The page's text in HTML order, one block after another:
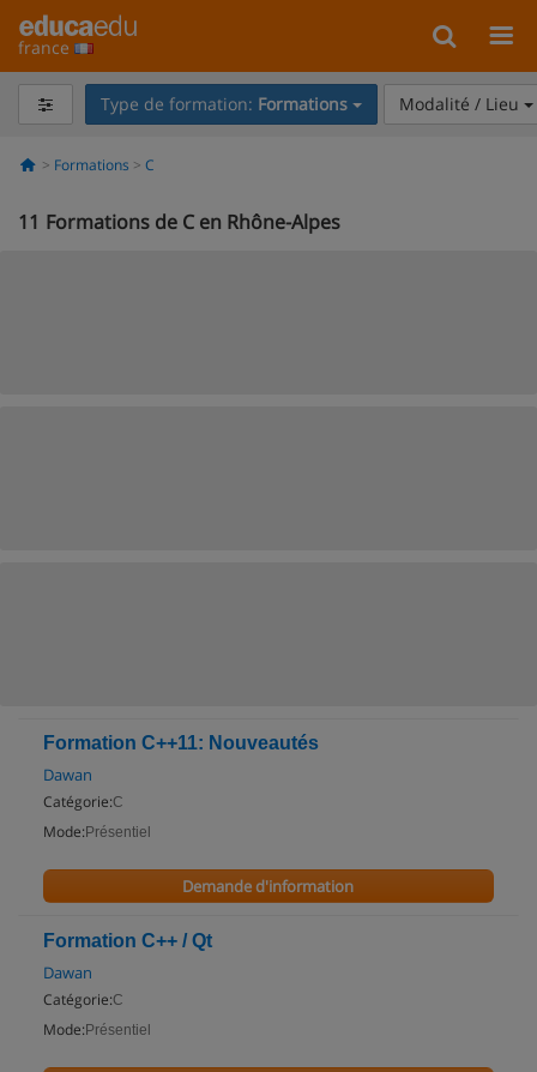
france
Type de formation: Formations Modalité / Lieu
Formations C
11 Formations de C en Rhône-Alpes
Formation C++11: Nouveautés
Dawan
Catégorie:C
Mode: Présentiel
Demande d'information
Formation C++ / Qt
Dawan
Catégorie:C
Mode: Présentiel